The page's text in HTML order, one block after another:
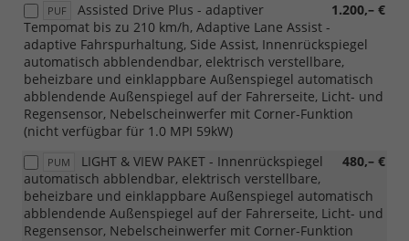
PUF 1.200,– €
Assisted Drive Plus - adaptiver
Tempomat bis zu 210 km/h, Adaptive Lane Assist -
adaptive Fahrspurhaltung, Side Assist, Innenrückspiegel
automatisch abblendendbar, elektrisch verstellbare,
beheizbare und einklappbare Außenspiegel automatisch
abblendende Außenspiegel auf der Fahrerseite, Licht- und
Regensensor, Nebelscheinwerfer mit Corner-Funktion
(nicht verfügbar für 1.0 MPI 59kW)
PUM 480,– €
LIGHT & VIEW PAKET - Innenrückspiegel
automatisch abblendbar, elektrisch verstellbare,
beheizbare und einklappbare Außenspiegel automatisch
abblendende Außenspiegel auf der Fahrerseite, Licht- und
Regensensor, Nebelscheinwerfer mit Corner-Funktion